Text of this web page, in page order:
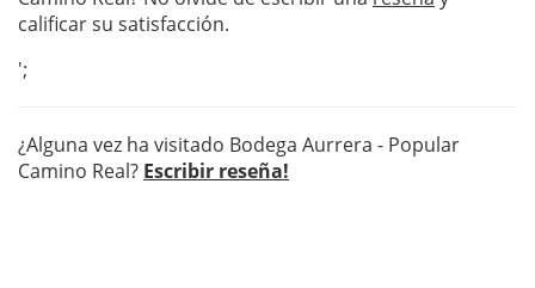
calificar su satisfacción.
';
¿Alguna vez ha visitado Bodega Aurrera - Popular
Camino Real? Escribir reseña!